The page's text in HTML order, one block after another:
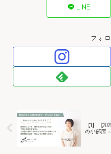
LINE
フォ
【1】【
の小部屋－